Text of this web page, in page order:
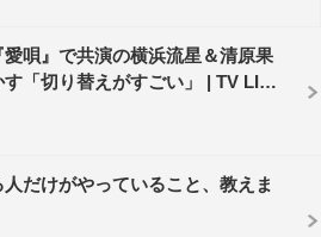
－』
唄』で共演の横浜流星＆清原果
「切り替えがすごい」 | TV LIFE
だけがやっていること、教えま